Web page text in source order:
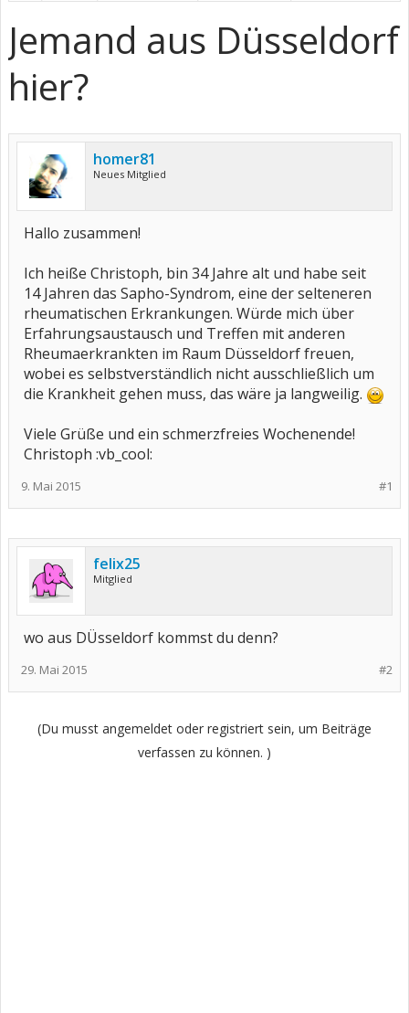
Jemand aus Düsseldorf
hier?
homer81
Neues Mitglied
Hallo zusammen!
Ich heiße Christoph, bin 34 Jahre alt und habe seit
14 Jahren das Sapho-Syndrom, eine der selteneren
rheumatischen Erkrankungen. Würde mich über
Erfahrungsaustausch und Treffen mit anderen
Rheumaerkrankten im Raum Düsseldorf freuen,
wobei es selbstverständlich nicht ausschließlich um
die Krankheit gehen muss, das wäre ja langweilig.
Viele Grüße und ein schmerzfreies Wochenende!
Christoph :vb_cool:
#1
9. Mai 2015
felix25
Mitglied
wo aus DÜsseldorf kommst du denn?
#2
29. Mai 2015
(Du musst angemeldet oder registriert sein, um Beiträge
verfassen zu können. )